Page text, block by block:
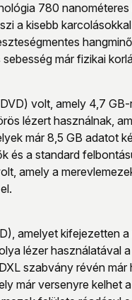
780
a kisebb
már fizikai
volt, amely 4,7
lézert használnak,
már 8,5 GB adatot
és a standard
amely a
amelyet kifejezetten
lézer használatával
szabvány révén
már versenyre